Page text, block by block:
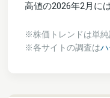
高値の2026年2月に
※株価トレンドは単純
※各サイトの調査は